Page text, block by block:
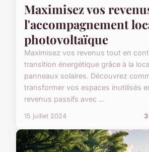
Maximisez vos
l'accompagnement
photovoltaïque
Maximisez vos revenus tout en
transition énergétique grâce à la
panneaux solaires. Découvrez
transformer vos espaces inutilisés
revenus passifs avec ...
15 juillet 2024